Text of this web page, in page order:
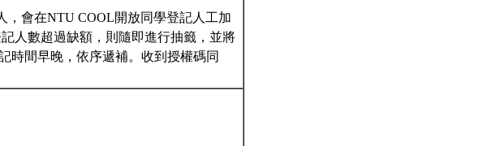
，會在NTU COOL開放同學登記人工加
人數超過缺額，則隨即進行抽籤，並將
時間早晚，依序遞補。收到授權碼同